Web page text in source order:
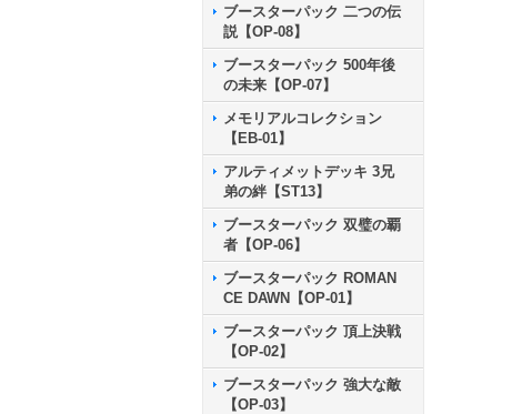
ブースターパック 二つの伝
説【OP-08】
ブースターパック 500年後
の未来【OP-07】
メモリアルコレクション
【EB-01】
アルティメットデッキ 3兄
弟の絆【ST13】
ブースターパック 双璧の覇
者【OP-06】
ブースターパック ROMAN
CE DAWN【OP-01】
ブースターパック 頂上決戦
【OP-02】
ブースターパック 強大な敵
【OP-03】